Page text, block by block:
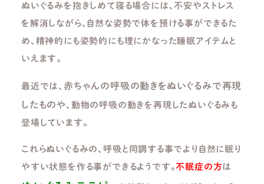
ぬいぐるみを抱きしめて寝る場合には、不安やストレス
を解消しながら、自然な姿勢で体を預ける事ができるた
め、精神的にも姿勢的にも理にかなった睡眠アイテムと
いえます。
最近では、 赤ちゃんの呼吸の動きをぬいぐるみで再現
したものや、動物の呼吸の動きを再現したぬいぐるみも
登場しています。
これらぬいぐるみの、呼吸と同調する事でより自然に眠り
やすい状態を作る事ができるようです。不眠症の方は